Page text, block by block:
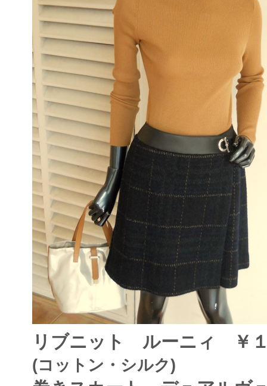
リブニット ルーニィ ￥
(コットン・シルク)